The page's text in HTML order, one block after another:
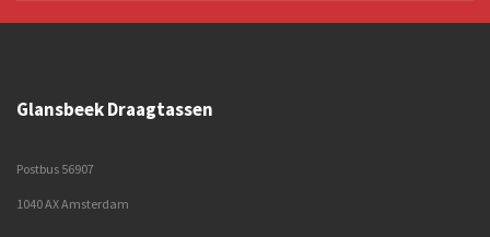
Glansbeek Draagtassen
Postbus 56907
1040 AX Amsterdam